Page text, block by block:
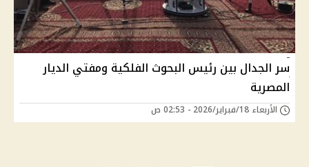
سر الجدال بين رئيس البحوث الفلكية ومفتي الديار
المصرية
الأربعاء 18/فبراير/2026 - 02:53 ص